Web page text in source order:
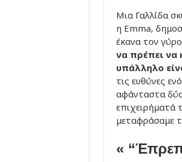
Μια Γαλλίδα
η Emma,
έκανα τον
να πρέπει να
υπάλληλο
τις ευθύνες
αφάνταστα
επιχειρήματά
μεταφράσαμε
«